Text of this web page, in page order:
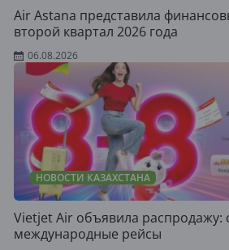
Air Astana представила
второй квартал 2026 года
06.08.2026
НОВОСТИ КАЗАХСТАНА
Vietjet Air объявила распродажу:
международные рейсы